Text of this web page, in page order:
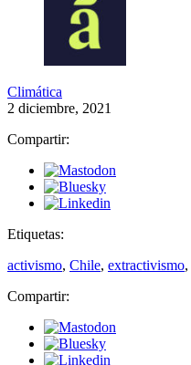
Climática
2 diciembre, 2021
Compartir:
Etiquetas:
activismo, Chile, extractivismo,
Compartir: